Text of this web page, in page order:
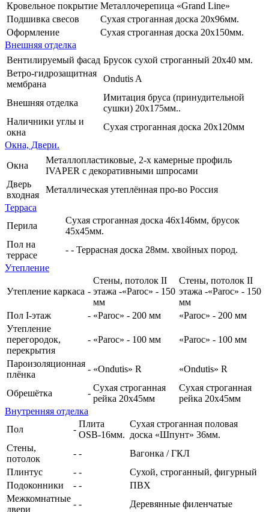
Кровельное покрытие Металлочерепица «Grand Line»
Подшивка свесов
Сухая строганная доска 20х96мм.
Оформление
Сухая строганная доска 20х150мм.
Внешняя отделка
Вентилируемый фасад Брусок сухой строганный 20х40 мм.
Ветро-гидрозащитная
мембрана
Ondutis A
Внешняя отделка
Имитация бруса (принудительной
сушки) 20х175мм..
Наличники углы и
окна
Сухая строганная доска 20х120мм
Окна, Двери.
Окна
Металлопластиковые, 2-х камерные профиль
IVAPER с декоративными шпросами
Дверь
входная
Металлическая утеплённая про-во Россия
Терраса
Перила
Сухая строганная доска 46х146мм, брусок
45х45мм.
Пол на
террасе
- - Террасная доска 28мм. хвойных пород.
Утепление
Утепление каркаса -
Стены, потолок II
этажа -«Paroc» - 150
мм
Стены, потолок II
этажа -«Paroc» - 150
мм
Пол I-этаж
- «Paroc» - 200 мм
«Paroc» - 200 мм
Утепление
перегородок,
перекрытия
- «Paroc» - 100 мм «Paroc» - 100 мм
Пароизоляционная
плёнка
- «Ondutis» R «Ondutis» R
Обрешётка -
Сухая строганная
рейка 20х45мм
Сухая строганная
рейка 20х45мм
Внутренняя отделка
Пол
-
Плита
OSB-16мм.
Сухая строганная половая
доска «Шпунт» 36мм.
Стены,
потолок
- -
Вагонка / ГКЛ
Плинтус
- -
Сухой, строганный, фигурный
Подоконники
- -
ПВХ
Межкомнатные
двери
- - Деревянные филенчатые